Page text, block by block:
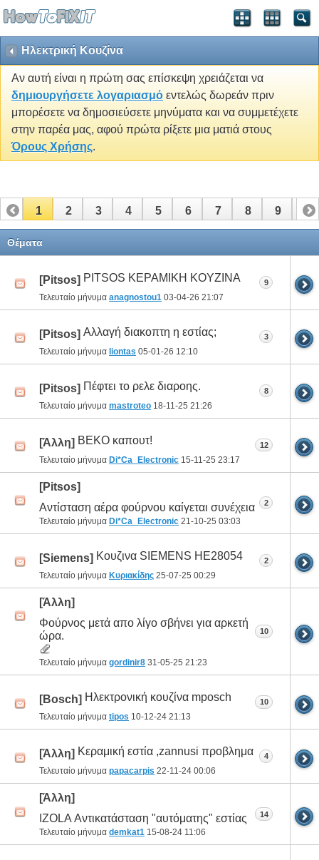
Ηλεκτρική Κουζίνα
Αν αυτή είναι η πρώτη σας επίσκεψη χρειάζεται να
δημιουργήσετε λογαριασμό εντελώς δωρεάν πριν
μπορέσετε να δημοσιεύσετε μηνύματα και να συμμετέχετε
στην παρέα μας, αφού πρώτα ρίξετε μια ματιά στους
Όρους Χρήσης.
1 2 3 4 5 6 7 8 9 10
11
Θέματα
[Pitsos] PITSOS ΚΕΡΑΜΙΚΗ KOYZINA
Τελευταίο μήνυμα anagnostou1 03-04-26 21:07
9
[Pitsos] Αλλαγή διακοπτη η εστίας;
Τελευταίο μήνυμα liontas 05-01-26 12:10
3
[Pitsos] Πέφτει το ρελε διαροης.
Τελευταίο μήνυμα mastroteo 18-11-25 21:26
8
[Άλλη] BEKO καπουτ!
Τελευταίο μήνυμα Di*Ca_Electronic 15-11-25 23:17
12
[Pitsos]
Αντίσταση αέρα φούρνου καίγεται συνέχεια
Τελευταίο μήνυμα Di*Ca_Electronic 21-10-25 03:03
2
[Siemens] Κουζινα SIEMENS HE28054
Τελευταίο μήνυμα Κυριακίδης 25-07-25 00:29
2
[Άλλη]
Φούρνος μετά απο λίγο σβήνει για αρκετή
ώρα.
Τελευταίο μήνυμα gordinir8 31-05-25 21:23
10
[Bosch] Ηλεκτρονική κουζίνα mposch
Τελευταίο μήνυμα tipos 10-12-24 21:13
10
[Άλλη] Κεραμική εστία ,zannusi προβλημα
Τελευταίο μήνυμα papacarpis 22-11-24 00:06
4
[Άλλη]
IZOLA Αντικατάσταση "αυτόματης" εστίας
Τελευταίο μήνυμα demkat1 15-08-24 11:06
14